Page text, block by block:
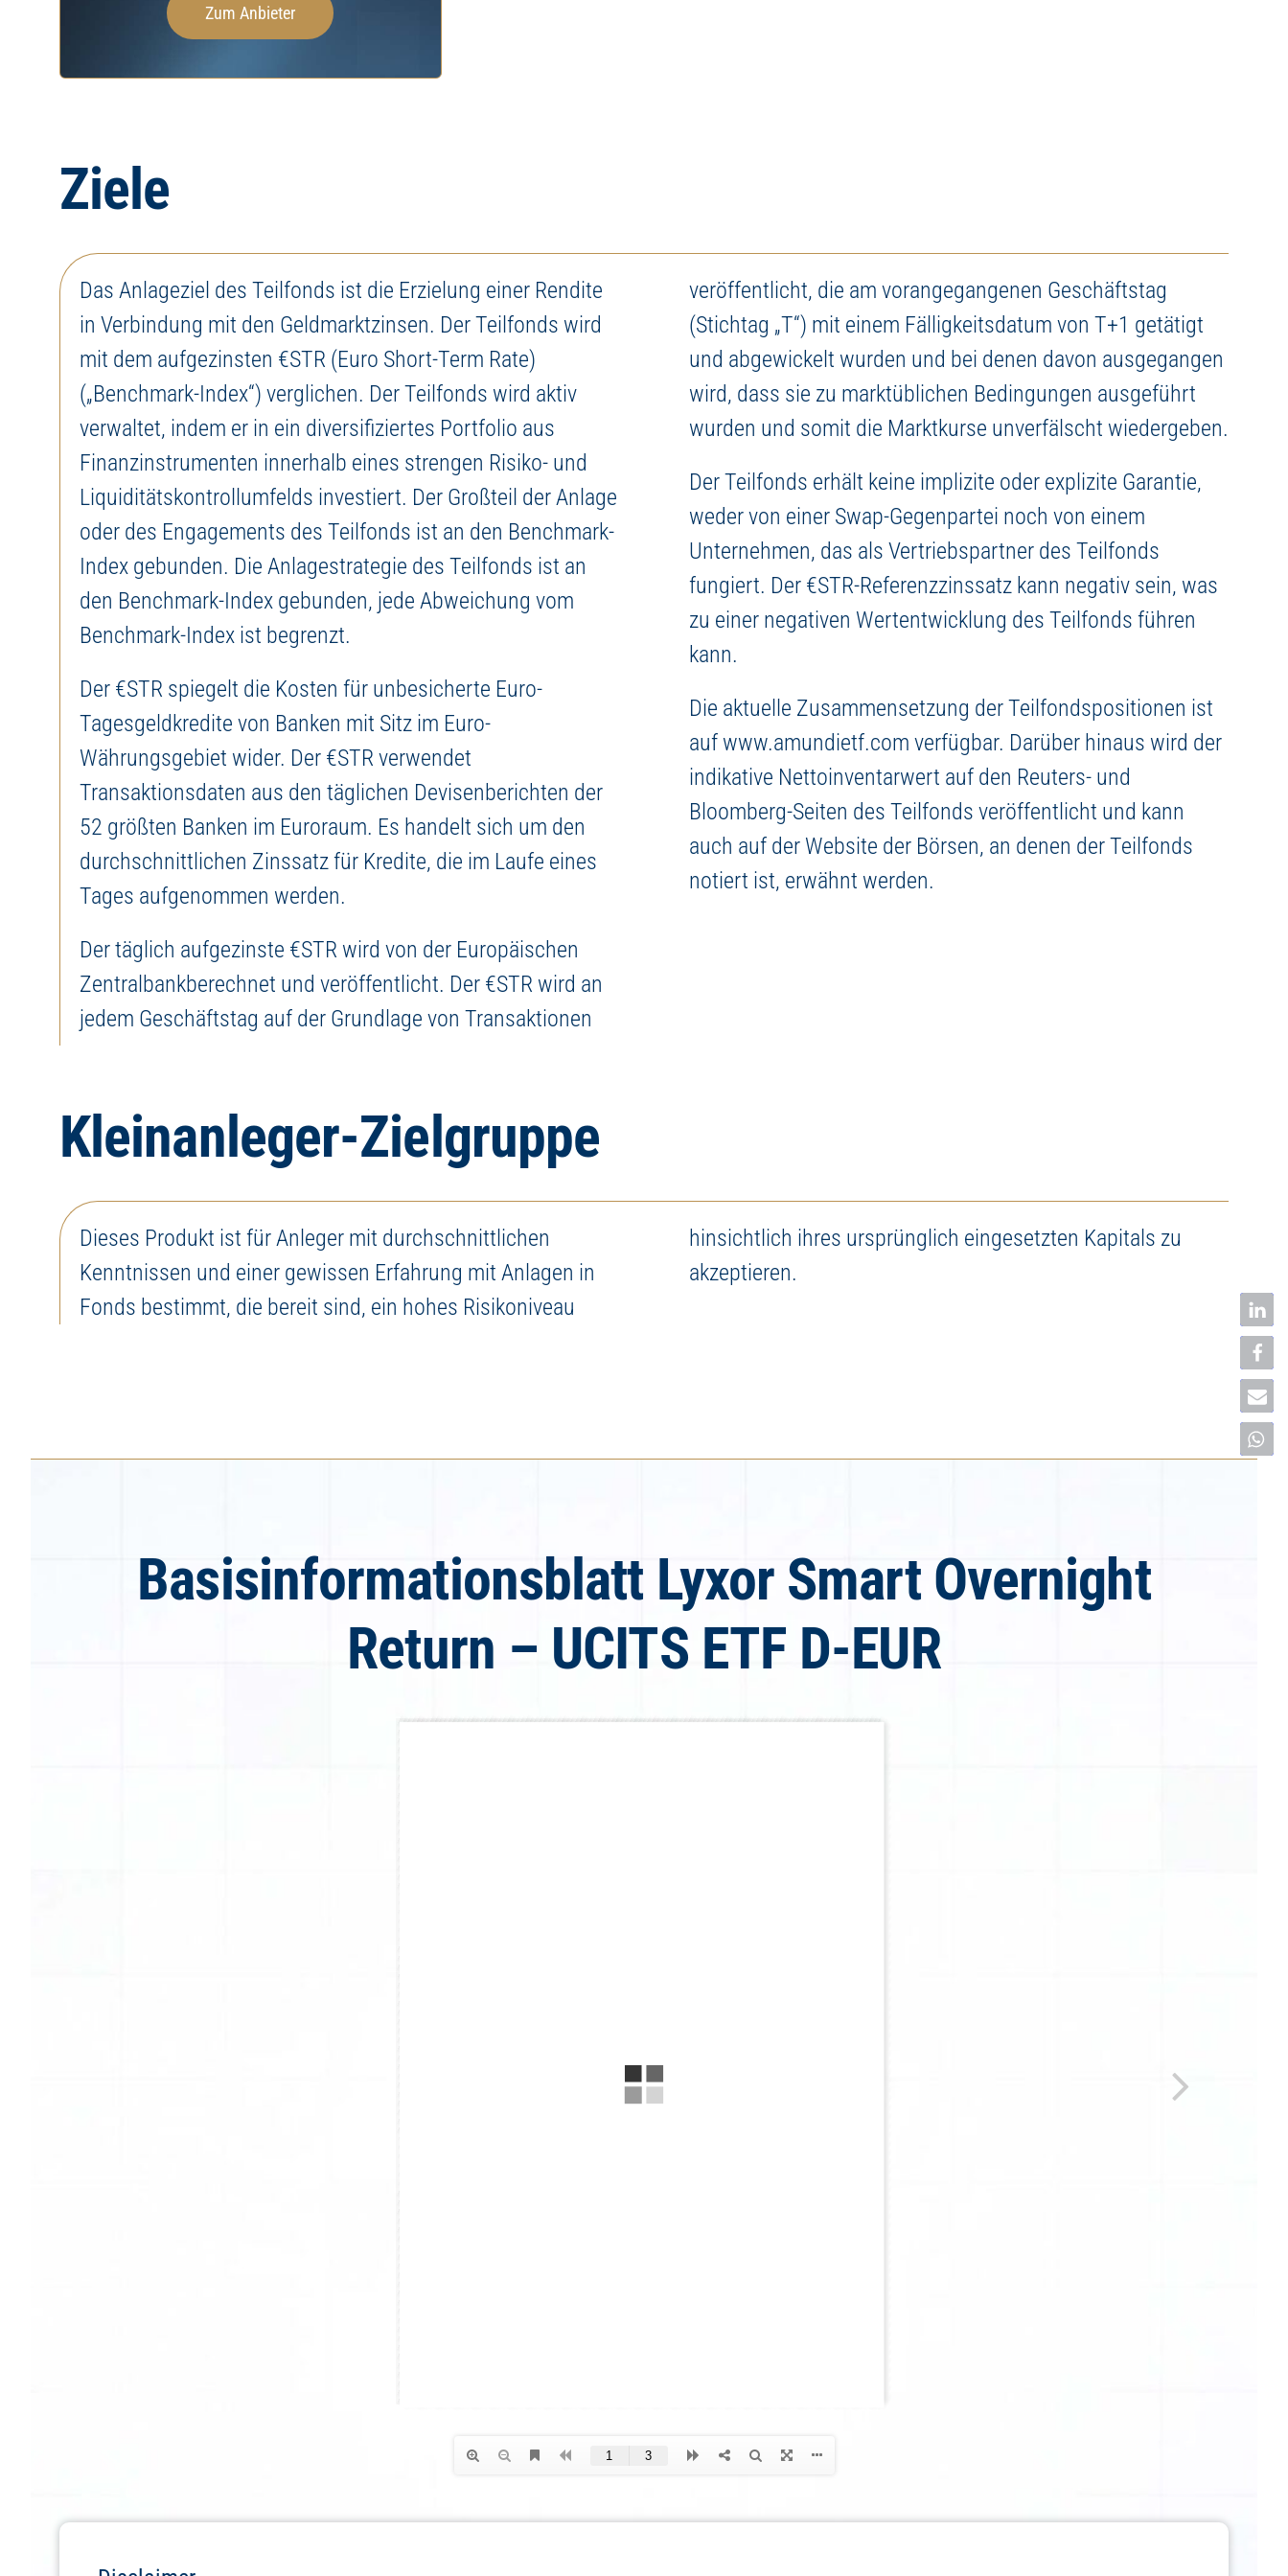
Investieren Sie in Premium-Immobilien. Digital und
mit einem Klick.
Zum Anbieter
Ziele
Das Anlageziel des Teilfonds ist die Erzielung einer Rendite
in Verbindung mit den Geldmarktzinsen. Der Teilfonds wird
mit dem aufgezinsten €STR (Euro Short-Term Rate)
(„Benchmark-Index“) verglichen. Der Teilfonds wird aktiv
verwaltet, indem er in ein diversifiziertes Portfolio aus
Finanzinstrumenten innerhalb eines strengen Risiko- und
Liquiditätskontrollumfelds investiert. Der Großteil der Anlage
oder des Engagements des Teilfonds ist an den Benchmark-
Index gebunden. Die Anlagestrategie des Teilfonds ist an
den Benchmark-Index gebunden, jede Abweichung vom
Benchmark-Index ist begrenzt.
Der €STR spiegelt die Kosten für unbesicherte Euro-
Tagesgeldkredite von Banken mit Sitz im Euro-
Währungsgebiet wider. Der €STR verwendet
Transaktionsdaten aus den täglichen Devisenberichten der
52 größten Banken im Euroraum. Es handelt sich um den
durchschnittlichen Zinssatz für Kredite, die im Laufe eines
Tages aufgenommen werden.
Der täglich aufgezinste €STR wird von der Europäischen
Zentralbankberechnet und veröffentlicht. Der €STR wird an
jedem Geschäftstag auf der Grundlage von Transaktionen
veröffentlicht, die am vorangegangenen Geschäftstag
(Stichtag „T“) mit einem Fälligkeitsdatum von T+1 getätigt
und abgewickelt wurden und bei denen davon ausgegangen
wird, dass sie zu marktüblichen Bedingungen ausgeführt
wurden und somit die Marktkurse unverfälscht wiedergeben.
Der Teilfonds erhält keine implizite oder explizite Garantie,
weder von einer Swap-Gegenpartei noch von einem
Unternehmen, das als Vertriebspartner des Teilfonds
fungiert. Der €STR-Referenzzinssatz kann negativ sein, was
zu einer negativen Wertentwicklung des Teilfonds führen
kann.
Die aktuelle Zusammensetzung der Teilfondspositionen ist
auf www.amundietf.com verfügbar. Darüber hinaus wird der
indikative Nettoinventarwert auf den Reuters- und
Bloomberg-Seiten des Teilfonds veröffentlicht und kann
auch auf der Website der Börsen, an denen der Teilfonds
notiert ist, erwähnt werden.
Kleinanleger-Zielgruppe
Dieses Produkt ist für Anleger mit durchschnittlichen
Kenntnissen und einer gewissen Erfahrung mit Anlagen in
Fonds bestimmt, die bereit sind, ein hohes Risikoniveau
hinsichtlich ihres ursprünglich eingesetzten Kapitals zu
akzeptieren.
Basisinformationsblatt Lyxor Smart Overnight
Return – UCITS ETF D-EUR